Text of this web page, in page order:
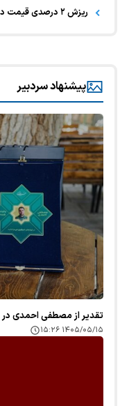
ریزش ۲ درصدی قیمت دلار در بازار آزاد مشهد+ علت
پیشنهاد سردبیر
تقدیر از مصطفی احمدی در
۱۴۰۵/۰۵/۱۵ ۱۵:۲۶